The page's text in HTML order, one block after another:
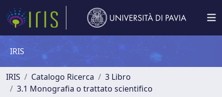
IRIS
IRIS Catalogo Ricerca
3 Libro
3.1 Monografia o trattato scientifico